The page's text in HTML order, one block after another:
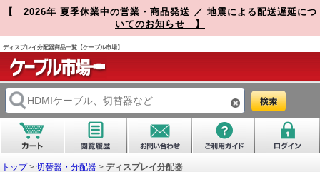
【 2026年 夏季休業中の営業・商品発送 ／ 地震による配送遅延につ
いてのお知らせ 】
ディスプレイ分配器商品一覧【ケーブル市場】
トップ> 切替器・分配器 > ディスプレイ分配器